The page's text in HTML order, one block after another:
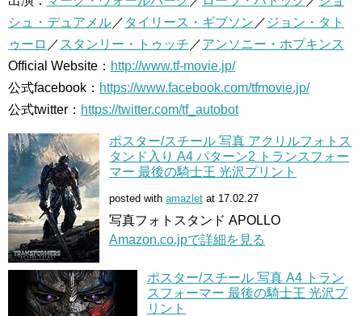
シュ・デュアメル／ タイリース・ギブソン ／ ジョン・タト
ゥーロ ／ スタンリー・トゥッチ ／アンソニー・ホプキンス
Official Website： http://www.tf-movie.jp/
公式facebook： https://www.facebook.com/tfmovie.jp/
公式twitter： https://twitter.com/tf_autobot
ポスター/スチール 写真 アクリルフォトス
タンド入り A4 パターン2 トランスフォー
マー 最後の騎士王 光沢プリント
posted with amazlet at 17.02.27
写真フォトスタンド APOLLO
Amazon.co.jpで詳細を見る
ポスター/スチール 写真 A4 トラン
スフォーマー 最後の騎士王 光沢プ
リント